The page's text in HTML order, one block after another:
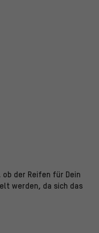
der Reifen für Dein
werden, da sich das